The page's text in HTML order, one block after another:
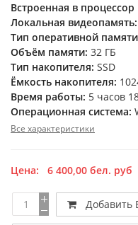
Встроенная в процессор
Локальная видеопамять:
Тип оперативной
Объём памяти: 32 ГБ
Тип накопителя: SSD
Ёмкость накопителя:
Время работы: 5 часов
Операционная система:
Все характеристики
Цена: 6 400,00 бел. руб
Добавить